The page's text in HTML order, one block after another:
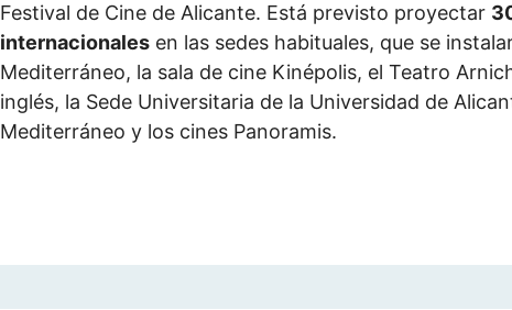
Festival de Cine de Alicante. Está previsto proyectar
internacionales en las sedes habituales, que se
Mediterráneo, la sala de cine Kinépolis, el Teatro
inglés, la Sede Universitaria de la Universidad de
Mediterráneo y los cines Panoramis.